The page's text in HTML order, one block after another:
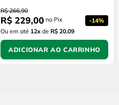
R$ 266,90
R$ 229,00 no Pix -14%
Ou em até 12x de R$ 20,09
ADICIONAR AO CARRINHO